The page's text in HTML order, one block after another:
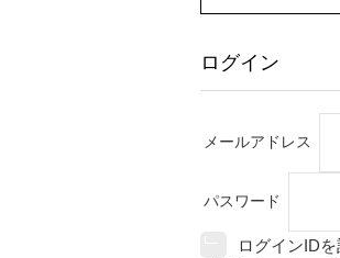
ログイン
メールアドレス
パスワード
ログインID